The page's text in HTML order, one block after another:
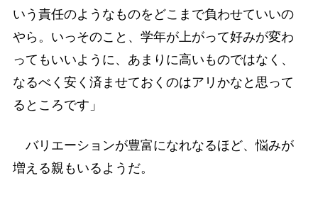
いう責任のようなものをどこまで負わせていいの
やら。いっそのこと、学年が上がって好みが変わ
ってもいいように、あまりに高いものではなく、
なるべく安く済ませておくのはアリかなと思って
るところです」
バリエーションが豊富になれなるほど、悩みが
増える親もいるようだ。